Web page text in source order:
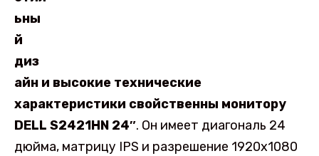
ьны
й
диз
айн и высокие технические
характеристики свойственны монитору
DELL S2421HN 24″. Он имеет диагональ 24
дюйма, матрицу IPS и разрешение 1920х1080